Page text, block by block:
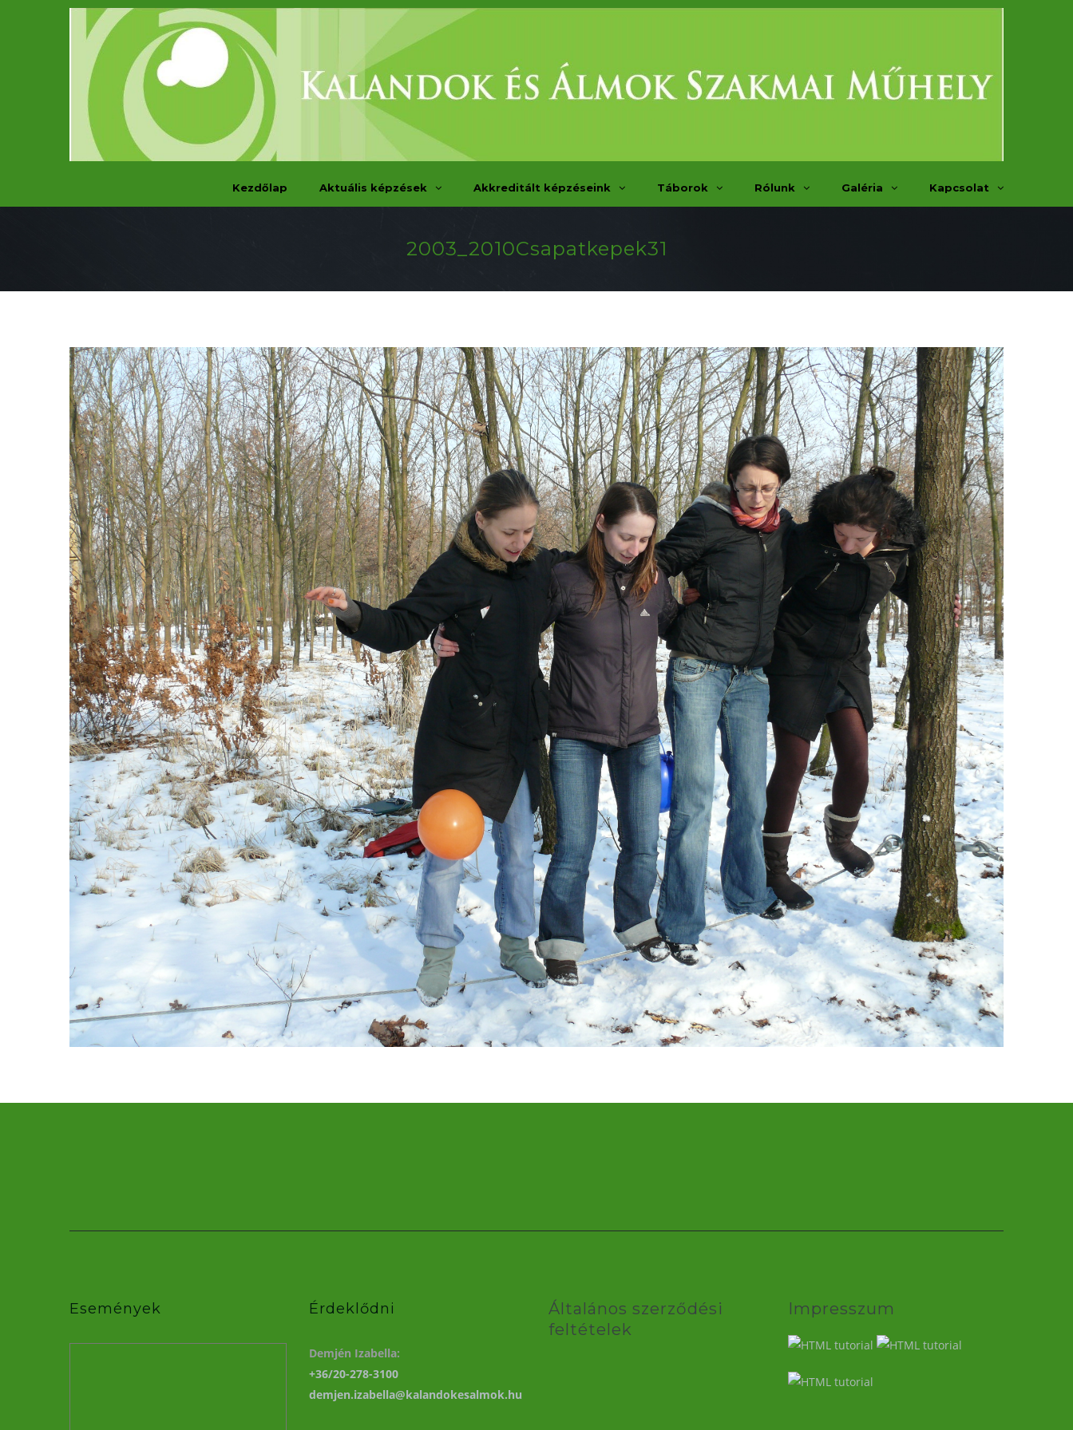
Kezdőlap Aktuális képzések Akkreditált képzéseink Táborok Rólunk Galéria Kapcsolat
2003_2010Csapatkepek31
Események Érdeklődni
Demjén Izabella:
+36/20-278-3100
demjen.izabella@kalandokesalmok.hu
Általános szerződési
feltételek
Impresszum